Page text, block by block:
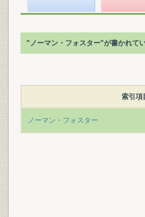
"ノーマン・フォスター"が書かれて
索引項
ノーマン・フォスター